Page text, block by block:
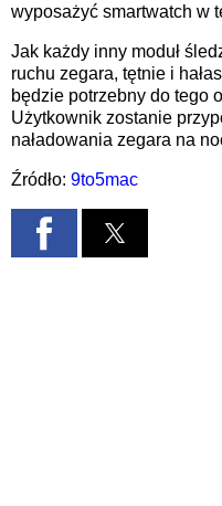
wyposażyć smartwatch w
Jak każdy inny moduł
ruchu zegara, tętnie i
będzie potrzebny do tego
Użytkownik zostanie
naładowania zegara na
Źródło: 9to5mac